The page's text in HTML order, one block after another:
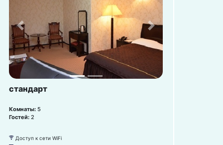
Previous Next
стандарт
Комнаты: 5
Гостей: 2
뀄 Доступ к сети WiFi